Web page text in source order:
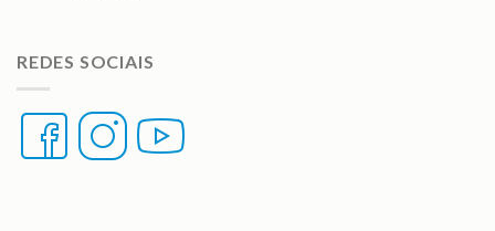
REDES SOCIAIS